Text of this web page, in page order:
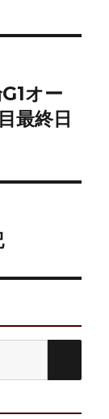
オー
最終日
索